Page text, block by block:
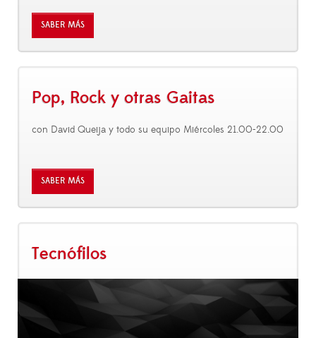
SABER MÁS
Pop, Rock y otras Gaitas
con David Queija y todo su equipo Miércoles 21.00-22.00
SABER MÁS
Tecnófilos